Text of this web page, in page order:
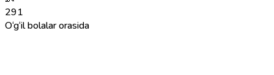
291
O‘g‘il bolalar orasida